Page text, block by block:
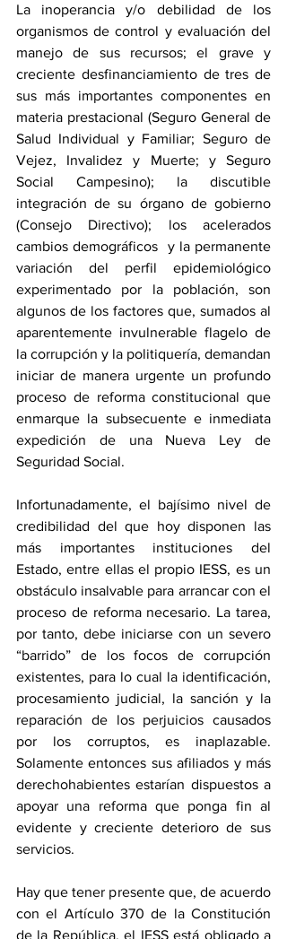
La inoperancia y/o debilidad de los
organismos de control y evaluación del
manejo de sus recursos; el grave y
creciente desfinanciamiento de tres de
sus más importantes componentes en
materia prestacional (Seguro General de
Salud Individual y Familiar; Seguro de
Vejez, Invalidez y Muerte; y Seguro
Social Campesino); la discutible
integración de su órgano de gobierno
(Consejo Directivo); los acelerados
cambios demográficos  y la permanente
variación del perfil epidemiológico
experimentado por la población, son
algunos de los factores que, sumados al
aparentemente invulnerable flagelo de
la corrupción y la politiquería, demandan
iniciar de manera urgente un profundo
proceso de reforma constitucional que
enmarque la subsecuente e inmediata
expedición de una Nueva Ley de
Seguridad Social.
Infortunadamente, el bajísimo nivel de
credibilidad del que hoy disponen las
más importantes instituciones del
Estado, entre ellas el propio IESS, es un
obstáculo insalvable para arrancar con el
proceso de reforma necesario. La tarea,
por tanto, debe iniciarse con un severo
“barrido” de los focos de corrupción
existentes, para lo cual la identificación,
procesamiento judicial, la sanción y la
reparación de los perjuicios causados
por los corruptos, es inaplazable.
Solamente entonces sus afiliados y más
derechohabientes estarían dispuestos a
apoyar una reforma que ponga fin al
evidente y creciente deterioro de sus
servicios.
Hay que tener presente que, de acuerdo
con el Artículo 370 de la Constitución
de la República, el IESS está obligado a